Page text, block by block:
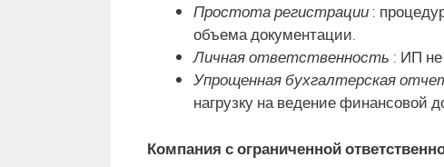
Простота регистрации :
объема документации.
Личная ответственность : ИП
Упрощенная бухгалтерская
нагрузку на ведение финансовой
Компания с ограниченной